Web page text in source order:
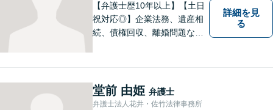
【弁護士歴10年以上】【土日
祝対応◎】企業法務、遺産相
続、債権回収、離婚問題な
します。お悩みの方はお気軽
にご相談ください！
詳細を見
る
堂前 由姫 弁護士
弁護士法人花井・佐竹法律事務所